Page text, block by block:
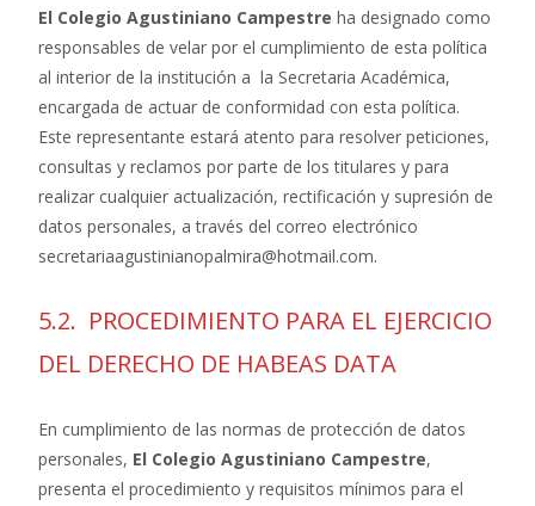
El Colegio Agustiniano Campestre ha designado como
responsables de velar por el cumplimiento de esta política
al interior de la institución a la Secretaria Académica,
encargada de actuar de conformidad con esta política.
Este representante estará atento para resolver peticiones,
consultas y reclamos por parte de los titulares y para
realizar cualquier actualización, rectificación y supresión de
datos personales, a través del correo electrónico
secretariaagustinianopalmira@hotmail.com.
5.2. PROCEDIMIENTO PARA EL EJERCICIO
DEL DERECHO DE HABEAS DATA
En cumplimiento de las normas de protección de datos
personales, El Colegio Agustiniano Campestre,
presenta el procedimiento y requisitos mínimos para el